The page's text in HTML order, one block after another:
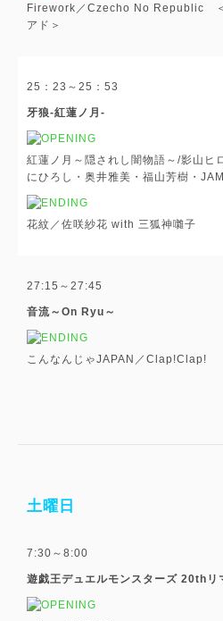
Firework／Czecho No Republic ＜
アド＞
25：23～25：53
牙狼-紅蓮ノ月-
紅蓮ノ月～隠されし闇物語～/影山ヒ
にひろし・奥井雅美・福山芳樹・
花紋／佐咲紗花 with 三狐神囃子
27:15～27:45
音流～On Ryu～
こんなんじゃJAPAN／Clap!Clap!
土曜日
7:30～8:00
遊戯王デュエルモンスターズ 20thリ